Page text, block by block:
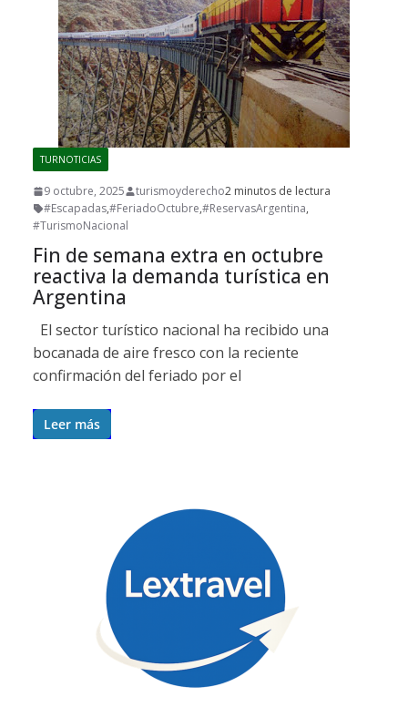
TURNOTICIAS
9 octubre, 2025 turismoyderecho2 minutos de lectura
#Escapadas,#FeriadoOctubre,#ReservasArgentina,
#TurismoNacional
Fin de semana extra en octubre
reactiva la demanda turística en
Argentina
El sector turístico nacional ha recibido una
bocanada de aire fresco con la reciente
confirmación del feriado por el
Leer más